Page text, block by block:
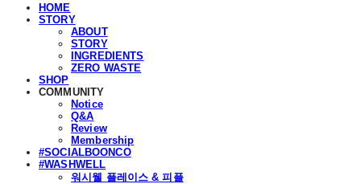
HOME
STORY
ABOUT
STORY
INGREDIENTS
ZERO WASTE
SHOP
COMMUNITY
Notice
Q&A
Review
Membership
#SOCIALBOONCO
#WASHWELL
워시웰 플레이스 & 피플